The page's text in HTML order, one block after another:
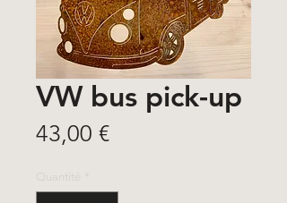
VW bus pick-up
43,00 €Prix
Quantité